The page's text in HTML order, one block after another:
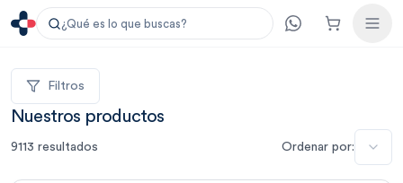
¿Qué es lo que buscas?
Filtros
Nuestros productos
9113 resultados Ordenar por: